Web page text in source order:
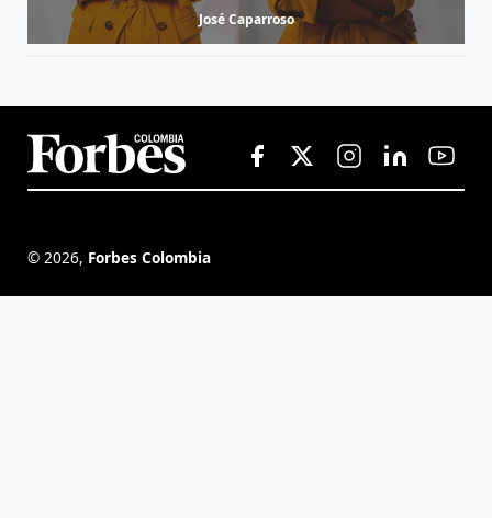
José Caparroso
© 2026, Forbes Colombia